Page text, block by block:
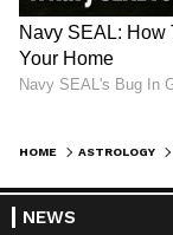
HOME ASTROLOGY
NEWS